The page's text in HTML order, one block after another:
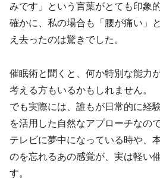
みです」という言葉がとても印象
確かに、私の場合も「腰が痛い」
え去ったのは驚きでした。
催眠術と聞くと、何か特別な能力
考える方もいるかもしれません。
でも実際には、誰もが日常的に経
を活用した自然なアプローチなので
テレビに夢中になっている時や、
のを忘れるあの感覚が、実は軽い
す。